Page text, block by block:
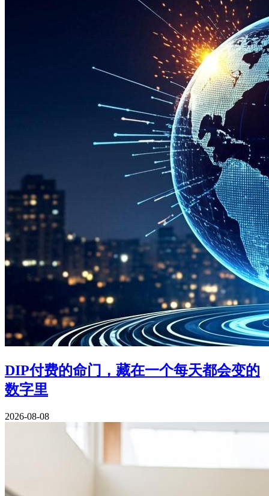
DIP付费的命门，藏在一个每天都会变的
数字里
2026-08-08